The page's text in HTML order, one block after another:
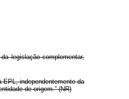
legislação complementar,
independentemente da
de origem.” (NR)